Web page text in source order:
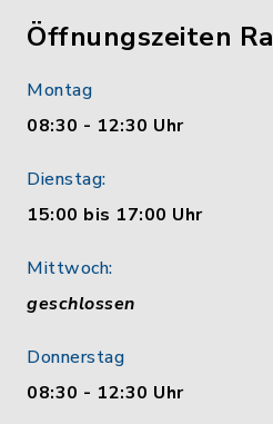
Öffnungszeiten
Montag
08:30 - 12:30 Uhr
Dienstag:
15:00 bis 17:00 Uhr
Mittwoch:
geschlossen
Donnerstag
08:30 - 12:30 Uhr